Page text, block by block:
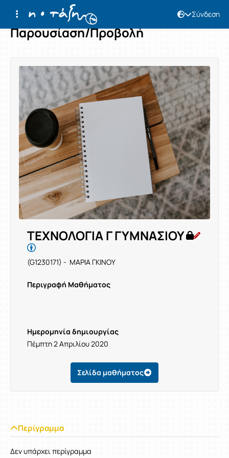
Σύνδεση
Παρουσίαση/Προβολή
ΤΕΧΝΟΛΟΓΙΑ Γ ΓΥΜΝΑΣΙΟΥ
(G1230171) - ΜΑΡΙΑ ΓΚΙΝΟΥ
Περιγραφή Μαθήματος
Ημερομηνία δημιουργίας
Πέμπτη 2 Απριλίου 2020
Σελίδα μαθήματος
Περίγραμμα
Δεν υπάρχει περίγραμμα